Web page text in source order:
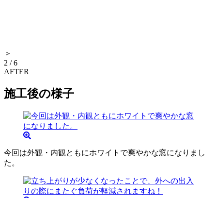
＞
2 /6
AFTER
施工後の様子
今回は外観・内観ともにホワイトで爽やかな窓になりまし
た。